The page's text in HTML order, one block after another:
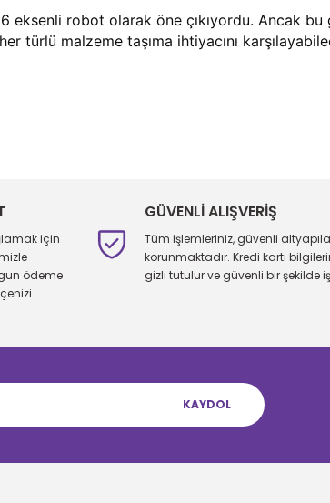
robot olarak öne çıkıyordu. Ancak
türlü malzeme taşıma ihtiyacını
için
ödeme
GÜVENLİ ALIŞVERİŞ
Tüm işlemleriniz, güvenli
korunmaktadır. Kredi kartı
gizli tutulur ve güvenli bir şekilde
KAYDOL